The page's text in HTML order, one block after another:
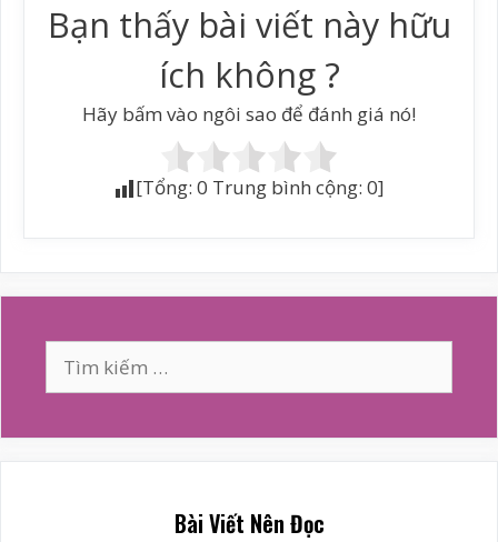
Bạn thấy bài viết này hữu
ích không ?
Hãy bấm vào ngôi sao để đánh giá nó!
[Tổng: 0 Trung bình cộng: 0]
kiếm
Bài Viết Nên Đọc